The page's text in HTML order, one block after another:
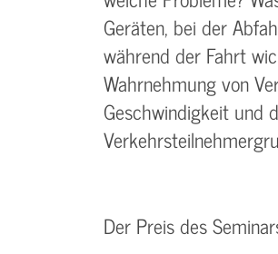
Geräten, bei der
während der Fahrt
Wahrnehmung von
Geschwindigkeit und
Der Preis des